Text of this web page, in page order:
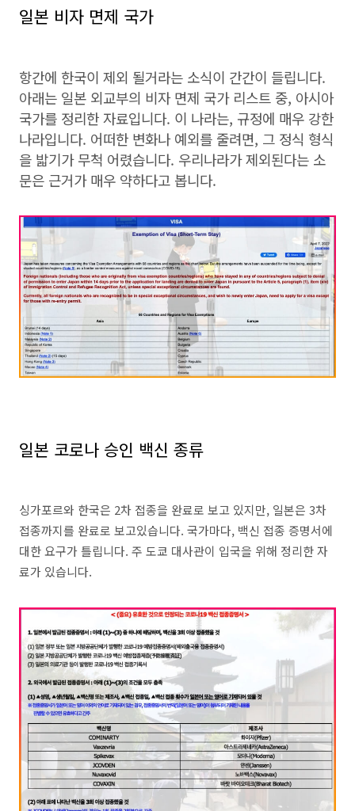
일본 비자 면제 국가
항간에 한국이 제외 될거라는 소식이 간간이 들립니다.
아래는 일본 외교부의 비자 면제 국가 리스트 중, 아시아
국가를 정리한 자료입니다. 이 나라는, 규정에 매우 강한
나라입니다. 어떠한 변화나 예외를 줄려면, 그 정식 형식
을 밟기가 무척 어렸습니다. 우리나라가 제외된다는 소
문은 근거가 매우 약하다고 봅니다.
일본 코로나 승인 백신 종류
싱가포르와 한국은 2차 접종을 완료로 보고 있지만, 일본은 3차
접종까지를 완료로 보고있습니다. 국가마다, 백신 접종 증명서에
대한 요구가 틀립니다. 주 도쿄 대사관이 입국을 위해 정리한 자
료가 있습니다.